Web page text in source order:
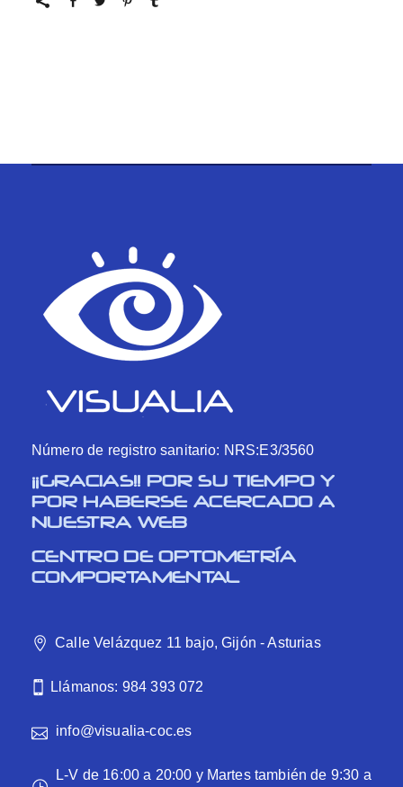
Número de registro sanitario: NRS:E3/3560
¡¡GRACIAS!! POR SU TIEMPO Y
POR HABERSE ACERCADO A
NUESTRA WEB
CENTRO DE OPTOMETRÍA
COMPORTAMENTAL
Calle Velázquez 11 bajo, Gijón - Asturias
Llámanos: 984 393 072
info@visualia-coc.es
L-V de 16:00 a 20:00 y Martes también de 9:30 a